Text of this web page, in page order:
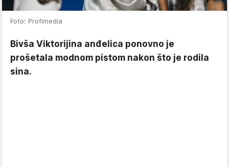
Foto: Profimedia
Bivša Viktorijina anđelica ponovno je
prošetala modnom pistom nakon što je rodila
sina.